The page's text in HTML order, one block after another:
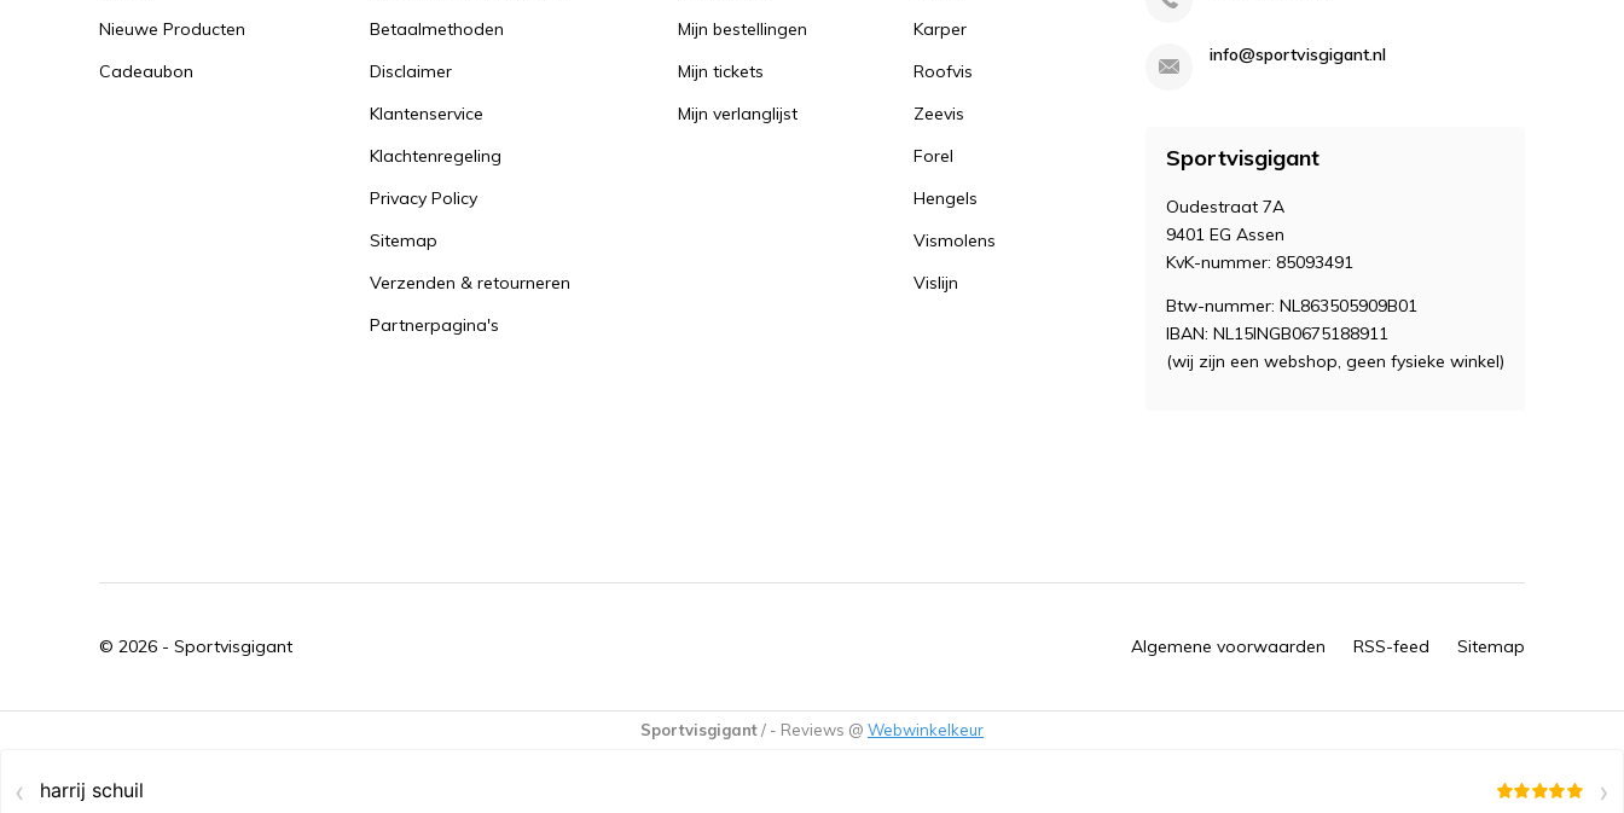
Nieuwe Producten
Cadeaubon
Betaalmethoden
Disclaimer
Klantenservice
Klachtenregeling
Privacy Policy
Sitemap
Verzenden & retourneren
Partnerpagina's
Mijn bestellingen
Mijn tickets
Mijn verlanglijst
Karper
Roofvis
Zeevis
Forel
Hengels
Vismolens
Vislijn
info@sportvisgigant.nl
Sportvisgigant
Oudestraat 7A
9401 EG Assen
KvK-nummer: 85093491
Btw-nummer: NL863505909B01
IBAN: NL15INGB0675188911
(wij zijn een webshop, geen fysieke winkel)
© 2026 - Sportvisgigant Algemene voorwaarden RSS-feed Sitemap
Sportvisgigant/ - Reviews @ Webwinkelkeur